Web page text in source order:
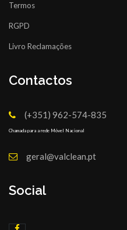
Termos
RGPD
Livro Reclamações
Contactos
(+351) 962-574-835
Chamada para a rede Móvel Nacional
geral@valclean.pt
Social